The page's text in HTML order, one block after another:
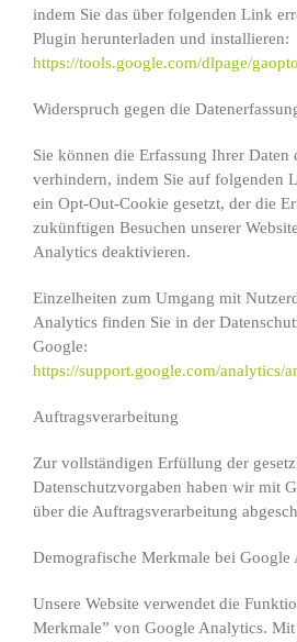
indem Sie das über folgenden Link
Plugin herunterladen und installieren:
https://tools.google.com/dlpage/
Widerspruch gegen die
Sie können die Erfassung Ihrer
verhindern, indem Sie auf folgenden
ein Opt-Out-Cookie gesetzt, der die
zukünftigen Besuchen unserer
Analytics deaktivieren.
Einzelheiten zum Umgang mit
Analytics finden Sie in der
Google:
https://support.google.com/analytics/
Auftragsverarbeitung
Zur vollständigen Erfüllung der
Datenschutzvorgaben haben wir mit
über die Auftragsverarbeitung
Demografische Merkmale bei Google
Unsere Website verwendet die
Merkmale” von Google Analytics.